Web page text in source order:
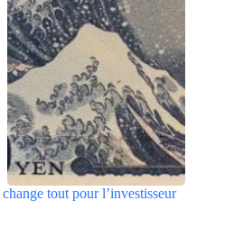
tout pour l’investisseur